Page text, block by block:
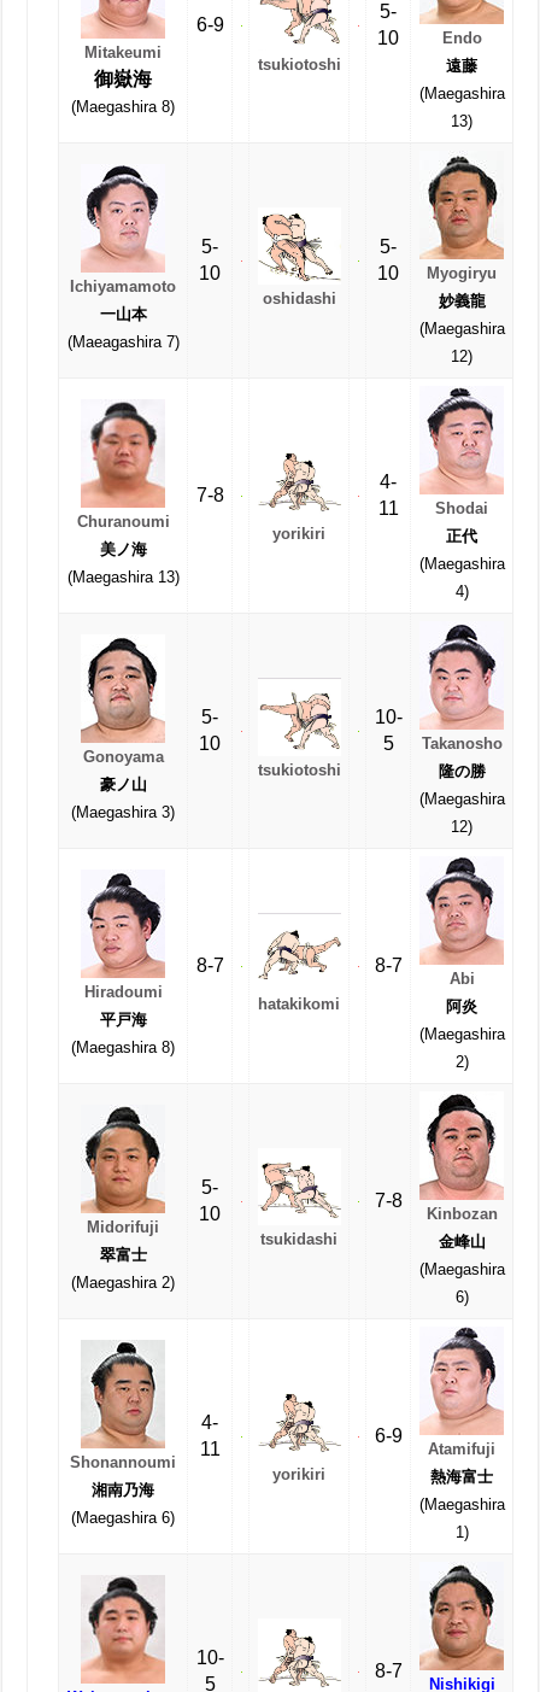
Mitakeumi
御嶽海
(Maegashira 8)
6-9
tsukiotoshi
5-
10
Endo
遠藤
(Maegashira
13)
Ichiyamamoto
一山本
(Maeagashira 7)
5-
10
oshidashi
5-
10
Myogiryu
妙義龍
(Maegashira
12)
Churanoumi
美ノ海
(Maegashira 13)
7-8
yorikiri
4-
11
Shodai
正代
(Maegashira
4)
Gonoyama
豪ノ山
(Maegashira 3)
5-
10
tsukiotoshi
10-
5
Takanosho
隆の勝
(Maegashira
12)
Hiradoumi
平戸海
(Maegashira 8)
8-7
hatakikomi
8-7
Abi
阿炎
(Maegashira
2)
Midorifuji
翠富士
(Maegashira 2)
5-
10
tsukidashi
7-8
Kinbozan
金峰山
(Maegashira
6)
Shonannoumi
湘南乃海
(Maegashira 6)
4-
11
yorikiri
6-9
Atamifuji
熱海富士
(Maegashira
1)
10-
5
8-7
Nishikigi